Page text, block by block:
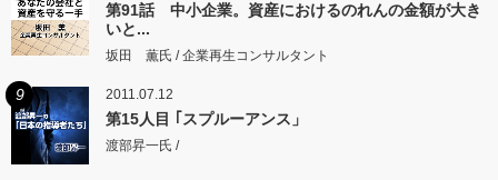
第91話 中小企業。資産におけるのれんの金額が大き
いと...
坂田 薫氏 / 企業再生コンサルタント
9 2011.07.12
第15人目 ｢スプルーアンス」
渡部昇一氏 /